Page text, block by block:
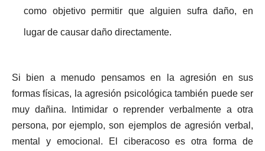
como objetivo permitir que alguien sufra daño, en
lugar de causar daño directamente.
Si bien a menudo pensamos en la agresión en sus
formas físicas, la agresión psicológica también puede ser
muy dañina. Intimidar o reprender verbalmente a otra
persona, por ejemplo, son ejemplos de agresión verbal,
mental y emocional. El ciberacoso es otra forma de